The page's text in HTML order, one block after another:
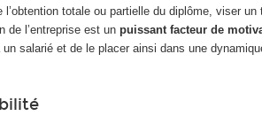
l’obtention totale ou partielle du diplôme, viser
de l’entreprise est unpuissant facteur de
un salarié et de le placer ainsi dans une